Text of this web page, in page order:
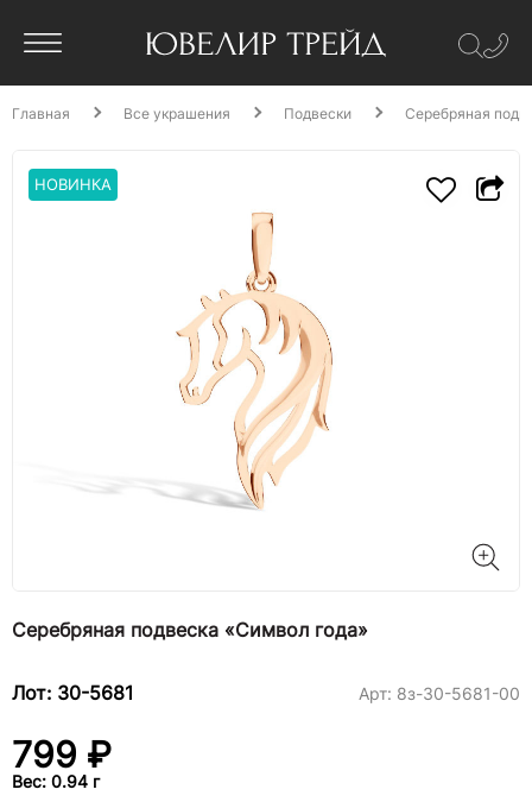
Главная Все украшения Подвески Серебряная
НОВИНКА
Серебряная подвеска «Символ года»
Лот: 30-5681 Арт: 8з-30-5681-00
799 ₽
Вес: 0.94 г